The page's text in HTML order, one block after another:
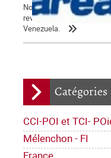
Catégories
CCI-POI et TCI-
Mélenchon - FI
Nous reproduisons ici un
revue Alternativa
Venezuela.